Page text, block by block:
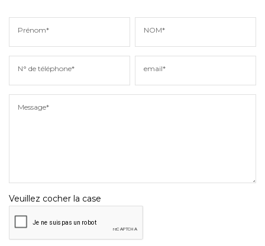
Prénom* NOM*
N° de téléphone* email*
Message*
Veuillez cocher la case